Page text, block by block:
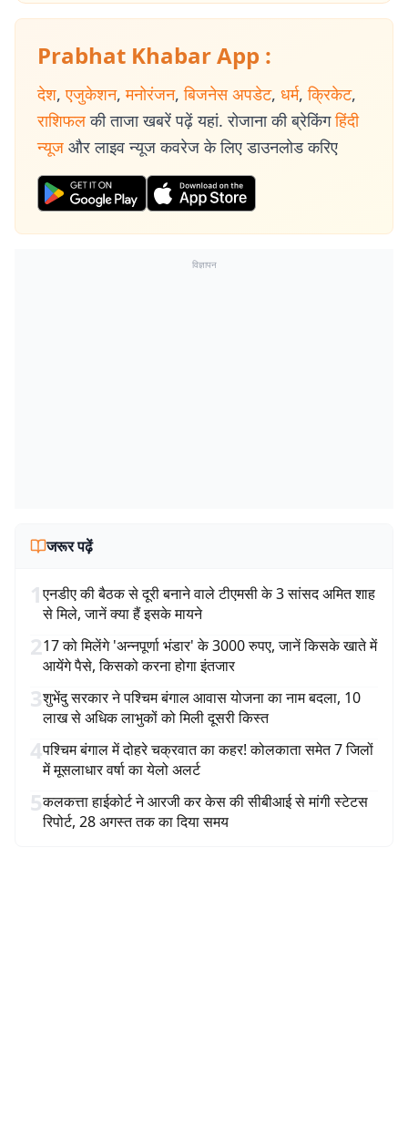
Prabhat Khabar App :
देश, एजुकेशन, मनोरंजन, बिजनेस अपडेट, धर्म, क्रिकेट,
राशिफल की ताजा खबरें पढ़ें यहां. रोजाना की ब्रेकिंग हिंदी
न्यूज और लाइव न्यूज कवरेज के लिए डाउनलोड करिए
विज्ञापन
जरूर पढ़ें
1एनडीए की बैठक से दूरी बनाने वाले टीएमसी के 3 सांसद अमित शाह
से मिले, जानें क्या हैं इसके मायने
217 को मिलेंगे 'अन्नपूर्णा भंडार' के 3000 रुपए, जानें किसके खाते में
आयेंगे पैसे, किसको करना होगा इंतजार
3शुभेंदु सरकार ने पश्चिम बंगाल आवास योजना का नाम बदला, 10
लाख से अधिक लाभुकों को मिली दूसरी किस्त
4पश्चिम बंगाल में दोहरे चक्रवात का कहर! कोलकाता समेत 7 जिलों
में मूसलाधार वर्षा का येलो अलर्ट
5कलकत्ता हाईकोर्ट ने आरजी कर केस की सीबीआई से मांगी स्टेटस
रिपोर्ट, 28 अगस्त तक का दिया समय